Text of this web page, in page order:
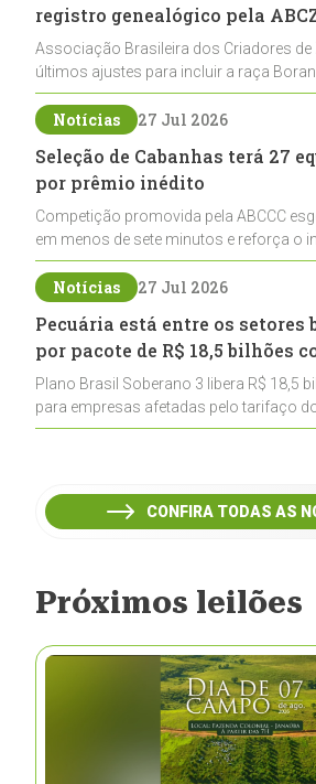
registro genealógico pela
Associação Brasileira dos Criadores de
últimos ajustes para incluir a raça
de registros, abrindo caminho para sua
pecuária nacional
Notícias 27 Jul 2026
Seleção de Cabanhas terá 27
por prêmio inédito
Competição promovida pela ABCCC
em menos de sete minutos e reforça o
cabanhas na seleção genética de
ao laço
Notícias 27 Jul 2026
Pecuária está entre os setores
por pacote de R$ 18,5 bilhões
Plano Brasil Soberano 3 libera R$ 18,5
para empresas afetadas pelo tarifaço
inclui a pecuária entre os setores
CONFIRA TODAS AS
Próximos leilões